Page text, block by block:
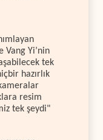
Vang Yi’nin
tek
hazırlık
resim
tek şeydi"